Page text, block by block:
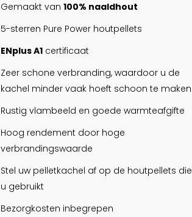
Gemaakt van 100% naaldhout
5-sterren Pure Power houtpellets
ENplus A1 certificaat
Zeer schone verbranding, waardoor u de
kachel minder vaak hoeft schoon te maken
Rustig vlambeeld en goede warmteafgifte
Hoog rendement door hoge
verbrandingswaarde
Stel uw pelletkachel af op de houtpellets die
u gebruikt
Bezorgkosten inbegrepen